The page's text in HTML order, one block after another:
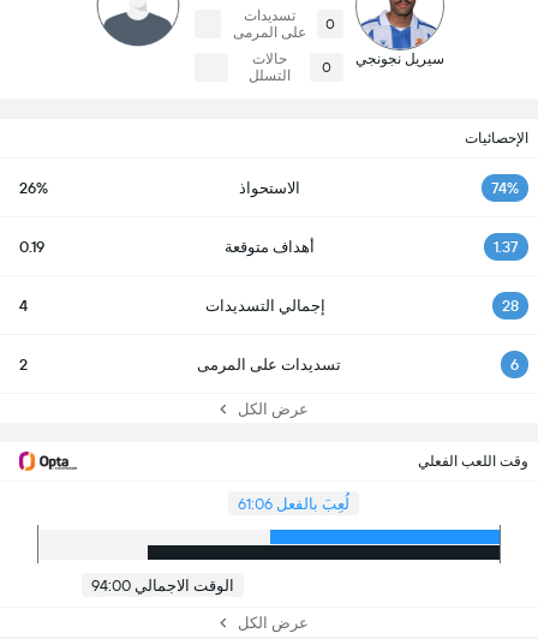
سيريل نجونجي
0
تسديدات
على المرمى
0
حالات
التسلل
الإحصائيات
74% الاستحواذ 26%
1.37 أهداف متوقعة 0.19
28 إجمالي التسديدات 4
6 تسديدات على المرمى 2
عرض الكل
وقت اللعب الفعلي
لُعِبَ بالفعل 61:06
الوقت الاجمالي 94:00
عرض الكل